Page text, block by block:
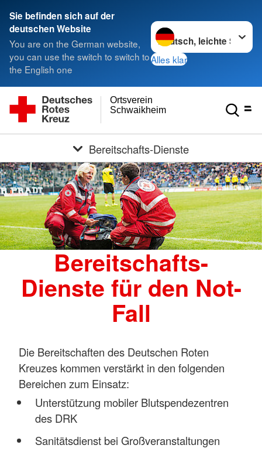
Sie befinden sich auf der
deutschen Website
You are on the German website,
you can use the switch to switch to
the English one
Sprache wechseln zu
Alles klar
Schwaikheim
Ortsverein
Bereitschafts-Dienste
Bereitschafts-
Dienste für den Not-
Fall
Die Bereitschaften des Deutschen Roten
Kreuzes kommen verstärkt in den folgenden
Bereichen zum Einsatz:
Unterstützung mobiler Blutspendezentren
des DRK
Sanitätsdienst bei Großveranstaltungen